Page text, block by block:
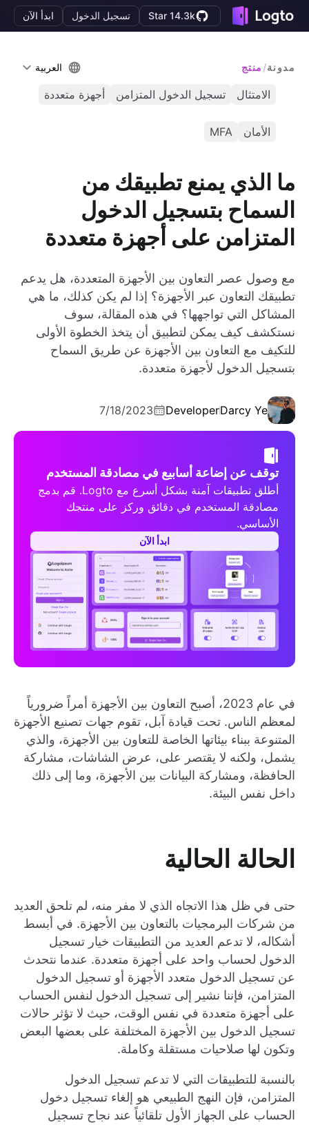
Star 14.3k تسجيل الدخول ابدأ الآن
مدونة/ منتج العربية
الامتثال تسجيل الدخول المتزامن أجهزة متعددة
الأمان MFA
ما الذي يمنع تطبيقك من
السماح بتسجيل الدخول
المتزامن على أجهزة متعددة
مع وصول عصر التعاون بين الأجهزة المتعددة، هل يدعم
تطبيقك التعاون عبر الأجهزة؟ إذا لم يكن كذلك، ما هي
المشاكل التي تواجهها؟ في هذه المقالة، سوف
نستكشف كيف يمكن لتطبيق أن يتخذ الخطوة الأولى
للتكيف مع التعاون بين الأجهزة عن طريق السماح
بتسجيل الدخول لأجهزة متعددة.
Darcy Ye
Developer
7/18/2023
توقف عن إضاعة أسابيع في مصادقة المستخدم
أطلق تطبيقات آمنة بشكل أسرع مع Logto. قم بدمج
مصادقة المستخدم في دقائق وركز على منتجك
الأساسي.
ابدأ الآن
في عام 2023، أصبح التعاون بين الأجهزة أمراً ضرورياً
لمعظم الناس. تحت قيادة آبل، تقوم جهات تصنيع الأجهزة
المتنوعة ببناء بيئاتها الخاصة للتعاون بين الأجهزة، والذي
يشمل، ولكنه لا يقتصر على، عرض الشاشات، مشاركة
الحافظة، ومشاركة البيانات بين الأجهزة، وما إلى ذلك
داخل نفس البيئة.
الحالة الحالية
حتى في ظل هذا الاتجاه الذي لا مفر منه، لم تلحق العديد
من شركات البرمجيات بالتعاون بين الأجهزة. في أبسط
أشكاله، لا تدعم العديد من التطبيقات خيار تسجيل
الدخول لحساب واحد على أجهزة متعددة. عندما نتحدث
عن تسجيل الدخول متعدد الأجهزة أو تسجيل الدخول
المتزامن، فإننا نشير إلى تسجيل الدخول لنفس الحساب
على أجهزة متعددة في نفس الوقت، حيث لا تؤثر حالات
تسجيل الدخول بين الأجهزة المختلفة على بعضها البعض
وتكون لها صلاحيات مستقلة وكاملة.
بالنسبة للتطبيقات التي لا تدعم تسجيل الدخول
المتزامن، فإن النهج الطبيعي هو إلغاء تسجيل دخول
الحساب على الجهاز الأول تلقائياً عند نجاح تسجيل